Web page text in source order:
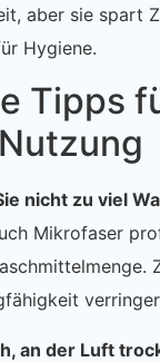
aber sie spart
Hygiene.
Tipps
nicht zu viel
Mikrofaser
an der Luft